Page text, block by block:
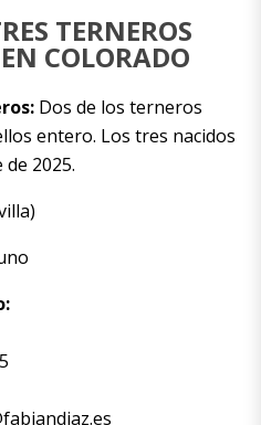
TERNEROS
COLORADO
Dos de los terneros
entero. Los tres nacidos
2025.